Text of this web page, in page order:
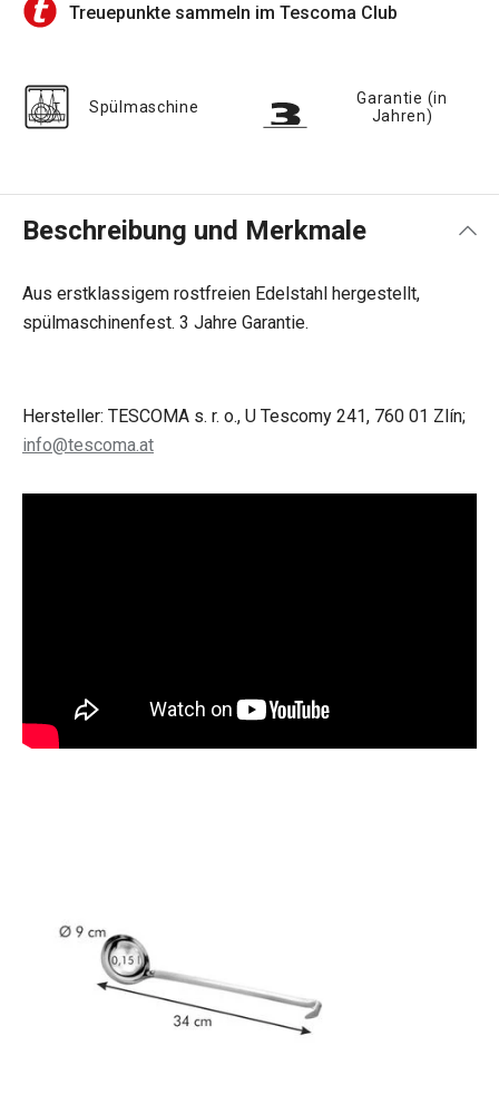
Treuepunkte sammeln im Tescoma Club
Spülmaschine
Garantie (in
Jahren)
Beschreibung und Merkmale
Aus erstklassigem rostfreien Edelstahl hergestellt,
spülmaschinenfest. 3 Jahre Garantie.
Hersteller: TESCOMA s. r. o., U Tescomy 241, 760 01 Zlín;
info@tescoma.at